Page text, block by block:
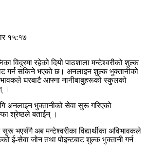
१५:१७
विदुरमा रहेको दियो पाठशाला मन्टेश्वरीको शुल्क
गर्न सकिने भएको छ। अनलाइन शुल्क भुक्तानीको
घरबाटै आफ्ना नानीबाबुहरूको स्कुलको
।
अनलाइन भुक्तानीको सेवा सुरू गरिएको
श्रेष्ठले बताईन् ।
भएसँगै अब मन्टेश्वरीका विद्यार्थीका अविभावकले
ई-सेवा जोन तथा पोइन्टबाट शुल्क भुक्तानी गर्न